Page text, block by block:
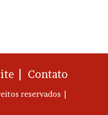
| Contato
reservados |